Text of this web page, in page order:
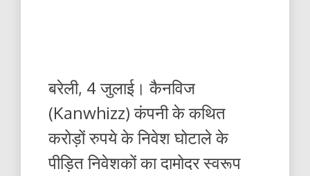
बरेली, 4 जुलाई। कैनविज
(Kanwhizz) कंपनी के कथित
करोड़ों रुपये के निवेश घोटाले के
पीड़ित निवेशकों का दामोदर स्वरूप